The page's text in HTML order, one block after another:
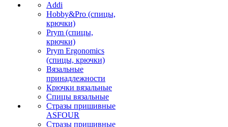
Addi
Hobby&Pro (спицы,
крючки)
Prym (спицы,
крючки)
Prym Ergonomics
(спицы, крючки)
Вязальные
принадлежности
Крючки вязальные
Спицы вязальные
Стразы пришивные
ASFOUR
Стразы пришивные